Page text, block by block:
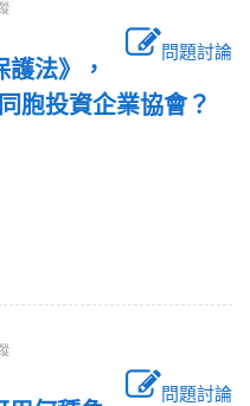
問題討論
法》，
胞投資企業協會？
問題討論